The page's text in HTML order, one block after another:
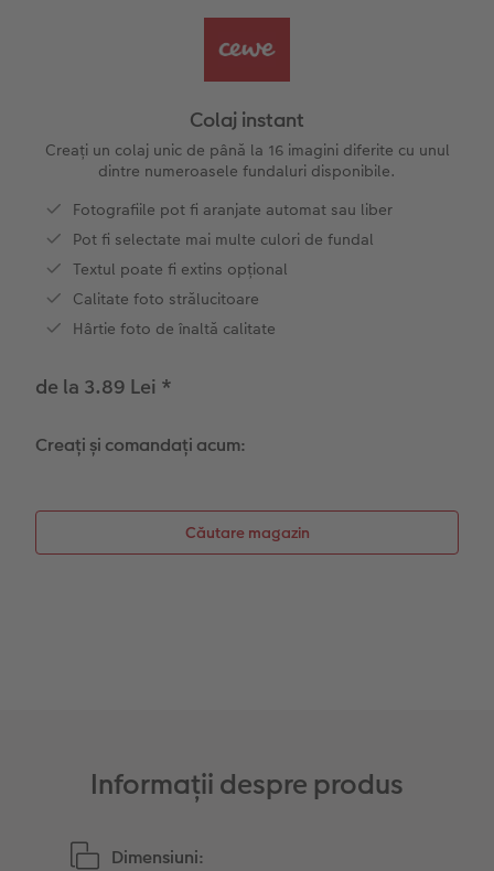
Exemplele clienților
CEWE FOTOCARTE Kids
CEWE FOTOCARTE Art Collection
Nature Prints
Poster Premium
Art Prints
Fotografii standard
Cutii cu fotografii
Sticker instant
Fotografie Aludibond
Fotografie pe Forex
Panou de întâmpinare nuntă
Baghete pentru poster
Hexxas
Bandă foto
Rechizite școlare și de birou
Cutii de cadou
Textile
Art Prints
Povești CEWE
Idei de cadouri pentru cei dragi
Interviuri
Călătorie
Nuntă
Colaj instant
Creați un colaj unic de până la 16 imagini diferite cu unul
dintre numeroasele fundaluri disponibile.
Fotografiile pot fi aranjate automat sau liber
Pot fi selectate mai multe culori de fundal
Textul poate fi extins opțional
Calitate foto strălucitoare
Hârtie foto de înaltă calitate
de la 3.89 Lei *
Creați și comandați acum:
Căutare magazin
Informații despre produs
Dimensiuni: